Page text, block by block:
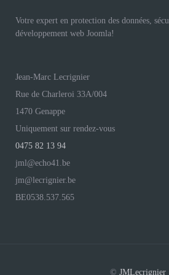
Votre expert en protection des données,
développement web Joomla!
Jean-Marc Lecrignier
Rue de Charleroi 33A/004
1470 Genappe
Uniquement sur rendez-vous
0475 82 13 94
jml@echo41.be
jm@lecrignier.be
BE0538.537.565
© JMLecrignier